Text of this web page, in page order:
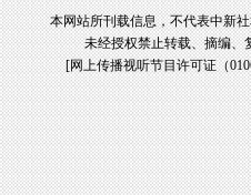
本网站所刊载信息，不代表中新
未经授权禁止转载、摘编、
[网上传播视听节目许可证（